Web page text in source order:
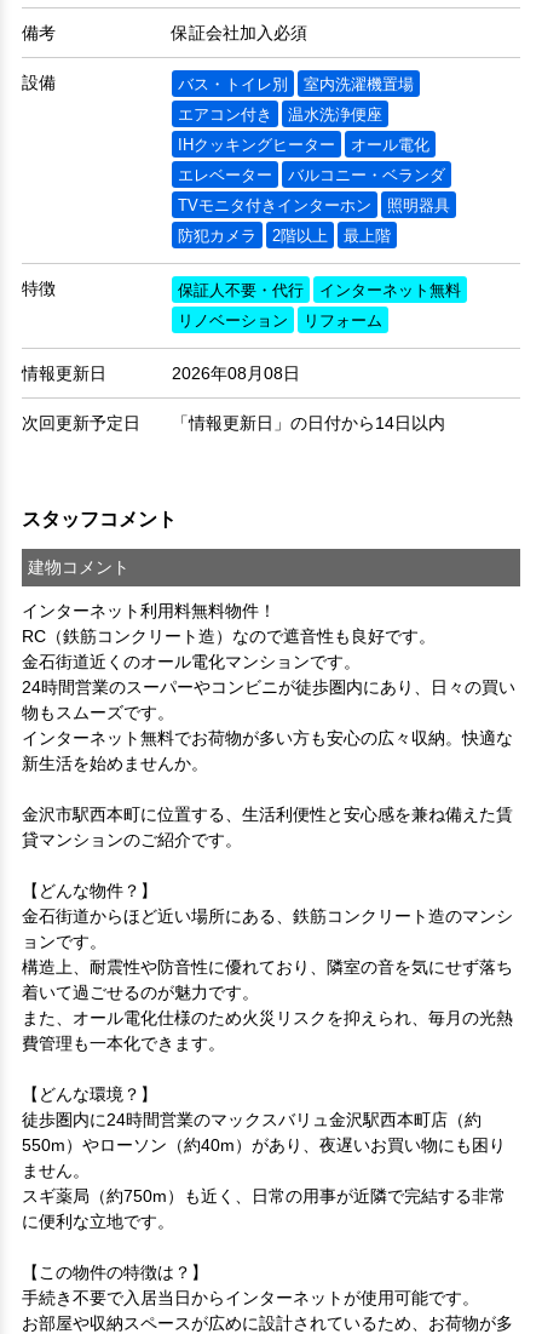
備考 保証会社加入必須
設備 バス・トイレ別
室内洗濯機置場
エアコン付き
温水洗浄便座
IHクッキングヒーター
オール電化
エレベーター
バルコニー・ベランダ
TVモニタ付きインターホン
照明器具
防犯カメラ
2階以上 最上階
特徴 保証人不要・代行
インターネット無料
リノベーション
リフォーム
情報更新日 2026年08月08日
次回更新予定日 「情報更新日」の日付から14日以内
スタッフコメント
建物コメント
インターネット利用料無料物件！
RC（鉄筋コンクリート造）なので遮音性も良好です。
金石街道近くのオール電化マンションです。
24時間営業のスーパーやコンビニが徒歩圏内にあり、日々の買い
物もスムーズです。
インターネット無料でお荷物が多い方も安心の広々収納。快適な
新生活を始めませんか。
金沢市駅西本町に位置する、生活利便性と安心感を兼ね備えた賃
貸マンションのご紹介です。
【どんな物件？】
金石街道からほど近い場所にある、鉄筋コンクリート造のマンシ
ョンです。
構造上、耐震性や防音性に優れており、隣室の音を気にせず落ち
着いて過ごせるのが魅力です。
また、オール電化仕様のため火災リスクを抑えられ、毎月の光熱
費管理も一本化できます。
【どんな環境？】
徒歩圏内に24時間営業のマックスバリュ金沢駅西本町店（約
550m）やローソン（約40m）があり、夜遅いお買い物にも困り
ません。
スギ薬局（約750m）も近く、日常の用事が近隣で完結する非常
に便利な立地です。
【この物件の特徴は？】
手続き不要で入居当日からインターネットが使用可能です。
お部屋や収納スペースが広めに設計されているため、お荷物が多